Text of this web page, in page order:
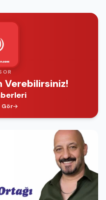
Verebilirsiniz!
Gör